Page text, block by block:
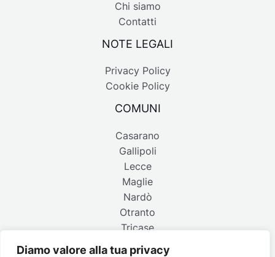
Diamo valore alla tua privacy
Chi siamo
Contatti
NOTE LEGALI
Privacy Policy
Cookie Policy
COMUNI
Casarano
Gallipoli
Lecce
Maglie
Nardò
Otranto
Tricase